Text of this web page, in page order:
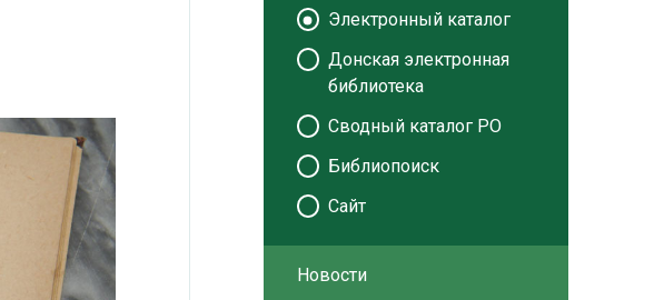
Электронный каталог
Донская электронная
библиотека
Сводный каталог РО
Библиопоиск
Сайт
Новости